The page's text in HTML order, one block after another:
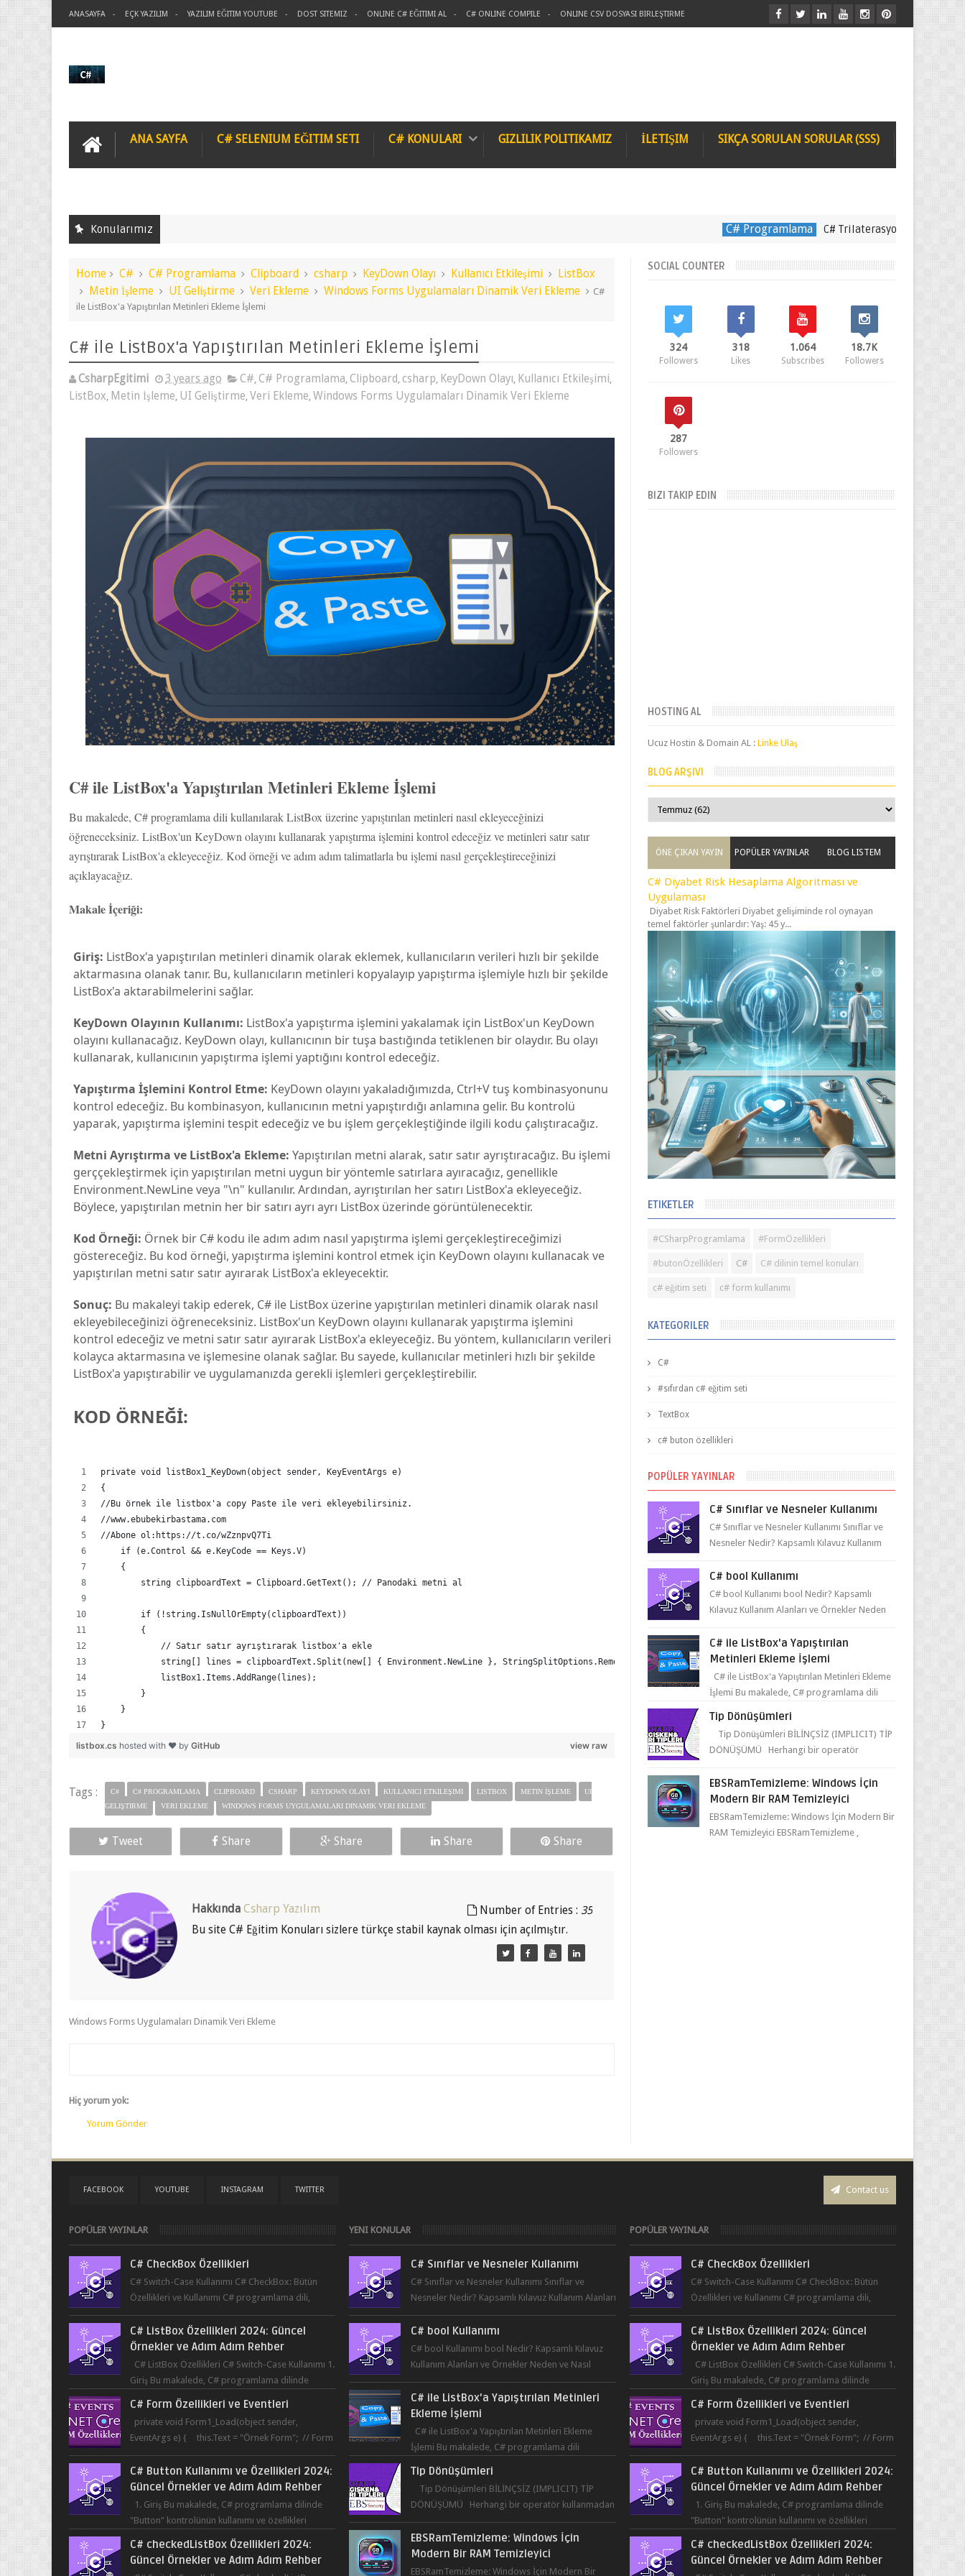
ANASAYFA EÇK YAZILIM YAZILIM EĞITIM YOUTUBE DOST SITEMIZ ONLINE C# EĞITIMI AL C# ONLINE COMPILE ONLINE CSV DOSYASI BIRLEŞTIRME
ANA SAYFA C# SELENIUM EĞITIM SETI C# KONULARI GIZLILIK POLITIKAMIZ İLETIŞIM SIKÇA SORULAN SORULAR (SSS)
Konularımız C# Programlama C# Trilaterasyon Kullanımı
Home C# C# Programlama Clipboard csharp KeyDown Olayı Kullanıcı Etkileşimi ListBox
Metin İşleme
UI Geliştirme
Veri Ekleme Windows Forms Uygulamaları Dinamik Veri Ekleme
C# ile ListBox'a Yapıştırılan Metinleri Ekleme
İşlemi
C# ile ListBox'a Yapıştırılan Metinleri Ekleme İşlemi
CsharpEgitimi 3 years ago C#, C# Programlama, Clipboard, csharp, KeyDown Olayı, Kullanıcı Etkileşimi , ListBox, Metin
İşleme
UI Geliştirme Veri Ekleme Windows Forms Uygulamaları Dinamik Veri Ekleme
C# ile ListBox'a Yapıştırılan Metinleri Ekleme İşlemi
öğreneceksiniz. ListBox'un KeyDown olayını kullanarak yapıştırma işlemini kontrol edeceğiz ve metinleri satır satır
ayrıştırarak ListBox'a ekleyeceğiz. Kod örneği ve adım adım talimatlarla bu işlemi nasıl gerçekleştireceğinizi
açıklayacağız.
Makale İçeriği:
aktarmasına olanak tanır. Bu, kullanıcıların metinleri kopyalayıp yapıştırma işlemiyle hızlı bir şekilde
ListBox'a aktarabilmelerini sağlar.
olayını kullanacağız. KeyDown olayı, kullanıcının bir tuşa bastığında tetiklenen bir olaydır. Bu olayı
kullanarak, kullanıcının yapıştırma işlemi yaptığını kontrol edeceğiz.
Yapıştırma İşlemini Kontrol Etme:
kontrol edeceğiz. Bu kombinasyon, kullanıcının metni yapıştırdığı anlamına gelir. Bu kontrolü
yaparak, yapıştırma işlemini tespit edeceğiz ve bu işlem gerçekleştiğinde ilgili kodu çalıştıracağız.
gerççekleştirmek için yapıştırılan metni uygun bir yöntemle satırlara ayıracağız, genellikle
Environment.NewLine veya "\n" kullanılır. Ardından, ayrıştırılan her satırı ListBox'a ekleyeceğiz.
Böylece, yapıştırılan metnin her bir satırı ayrı ayrı ListBox üzerinde görüntülenecektir.
Kod Örneği:
Örnek bir C# kodu ile adım adım nasıl yapıştırma işlemi gerçekleştireceğimizi
göstereceğiz. Bu kod örneği, yapıştırma işlemini kontrol etmek için KeyDown olayını kullanacak ve
yapıştırılan metni satır satır ayırarak ListBox'a ekleyecektir.
ekleyebileceğinizi öğreneceksiniz. ListBox'un KeyDown olayını kullanarak yapıştırma işlemini
kontrol edeceğiz ve metni satır satır ayırarak ListBox'a ekleyeceğiz. Bu yöntem, kullanıcıların verileri
kolayca aktarmasına ve işlemesine olanak sağlar. Bu sayede, kullanıcılar metinleri hızlı bir şekilde
ListBox'a yapıştırabilir ve uygulamanızda gerekli işlemleri gerçekleştirebilir.
KOD ÖRNEĞİ:
{
//Bu örnek ile listbox'a copy Paste ile veri ekleyebilirsiniz.
//www.ebubekirbastama.com
//Abone ol:https://t.co/wZznpvQ7Ti
    if (e.Control && e.KeyCode == Keys.V)
        string clipboardText = Clipboard.GetText(); // Panodaki metni al
            // Satır satır ayrıştırarak listbox'a ekle
            string[] lines = clipboardText.Split(new[] { Environment.NewLine }, StringSplitOptions.RemoveEmptyEntries);
            listBox1.Items.AddRange(lines);
C# C# PROGRAMLAMA CLIPBOARD CSHARP KEYDOWN OLAYI KULLANICI ETKILEŞIMI LISTBOX METIN İŞLEME
UI
GELIŞTIRME
VERI EKLEME WINDOWS FORMS UYGULAMALARI DINAMIK VERI EKLEME
Tweet Share Share Share Share
Bu site C# Eğitim Konuları sizlere türkçe stabil kaynak olması için açılmıştır.
SOCIAL COUNTER
324
Followers
318
Likes
1.064
Subscribes
18.7K
Followers
287
Followers
BIZI TAKIP EDIN
HOSTING AL
Ucuz Hostin & Domain AL :Linke Ulaş
BLOG ARŞIVI
ÖNE ÇIKAN YAYIN POPÜLER YAYINLAR BLOG LISTEM
C# Diyabet Risk Hesaplama Algoritması ve
Uygulaması
Diyabet Risk Faktörleri Diyabet gelişiminde rol oynayan
temel faktörler şunlardır: Yaş: 45 y...
ETIKETLER
#CSharpProgramlama #FormÖzellikleri
#butonÖzellikleri C# C# dilinin temel konuları
c# eğitim seti c# form kullanımı
KATEGORILER
C#
#sıfırdan c# eğitim seti
TextBox
c# buton özellikleri
POPÜLER YAYINLAR
C# Sınıflar ve Nesneler Kullanımı
C# Sınıflar ve Nesneler Kullanımı Sınıflar ve
Nesneler Nedir? Kapsamlı Kılavuz Kullanım
C# bool Kullanımı
C# bool Kullanımı bool Nedir? Kapsamlı
Kılavuz Kullanım Alanları ve Örnekler Neden
C# ile ListBox'a Yapıştırılan
Metinleri Ekleme İşlemi
C# ile ListBox'a Yapıştırılan Metinleri Ekleme
İşlemi Bu makalede, C# programlama dili
metin...
Tip Dönüşümleri
Tip Dönüşümleri BİLİNÇSİZ (IMPLICIT) TİP
DÖNÜŞÜMÜ Herhangi bir operatör
tip dönüşümüne bil...
EBSRamTemizleme: Windows İçin
Modern Bir RAM Temizleyici
EBSRamTemizleme: Windows İçin Modern Bir
RAM Temizleyici EBSRamTemizleme ,
Contact us
C# Switch-Case Kullanımı C# CheckBox: Bütün
Özellikleri ve Kullanımı C# programlama dili,
kullanıcının bir uygulama üzerinde seçim yapma...
C# ListBox Özellikleri 2024: Güncel
Örnekler ve Adım Adım Rehber
C# ListBox Özellikleri C# Switch-Case Kullanımı 1.
Giriş Bu makalede, C# programlama dilinde
ListBox öğesinin özelliklerine ve kullanımına...
C# Form Özellikleri ve Eventleri
private void Form1_Load(object sender,
EventArgs e) { this.Text = "Örnek Form"; // Form
başlığı this.BackColor = Co...
C# Button Kullanımı ve Özellikleri 2024:
Güncel Örnekler ve Adım Adım Rehber
1. Giriş Bu makalede, C# programlama dilinde
"Button" kontrolünün kullanımı ve özellikleri
üzerinde durulacaktır. Button, bir ku...
C# checkedListBox Özellikleri 2024:
Güncel Örnekler ve Adım Adım Rehber
C# Switch-Case Kullanımı C# checkedListBox
C# Sınıflar ve Nesneler Kullanımı Sınıflar ve
Nesneler Nedir? Kapsamlı Kılavuz Kullanım Alanları
ve Örnekler Neden ve Nasıl ...
C# bool Kullanımı
C# bool Kullanımı bool Nedir? Kapsamlı Kılavuz
Kullanım Alanları ve Örnekler Neden ve Nasıl
Kullanılmalı? ...
C# ile ListBox'a Yapıştırılan Metinleri
Ekleme İşlemi
C# ile ListBox'a Yapıştırılan Metinleri Ekleme
İşlemi Bu makalede, C# programlama dili
kullanılarak ListBox üzerine yapıştırılan metin...
Tip Dönüşümleri
Tip Dönüşümleri BİLİNÇSİZ (IMPLICIT) TİP
DÖNÜŞÜMÜ Herhangi bir operatör kullanmadan
derleyicinin kendisinin yaptığı tip dönüşümüne
bil...
EBSRamTemizleme: Windows İçin
Modern Bir RAM Temizleyici
EBSRamTemizleme: Windows İçin Modern Bir
C# Switch-Case Kullanımı C# CheckBox: Bütün
Özellikleri ve Kullanımı C# programlama dili,
kullanıcının bir uygulama üzerinde seçim yapma...
C# ListBox Özellikleri 2024: Güncel
Örnekler ve Adım Adım Rehber
C# ListBox Özellikleri C# Switch-Case Kullanımı 1.
Giriş Bu makalede, C# programlama dilinde
ListBox öğesinin özelliklerine ve kullanımına...
C# Form Özellikleri ve Eventleri
private void Form1_Load(object sender,
EventArgs e) { this.Text = "Örnek Form"; // Form
başlığı this.BackColor = Co...
C# Button Kullanımı ve Özellikleri 2024:
Güncel Örnekler ve Adım Adım Rehber
1. Giriş Bu makalede, C# programlama dilinde
"Button" kontrolünün kullanımı ve özellikleri
üzerinde durulacaktır. Button, bir ku...
C# checkedListBox Özellikleri 2024:
Güncel Örnekler ve Adım Adım Rehber
C# Switch-Case Kullanımı C# checkedListBox